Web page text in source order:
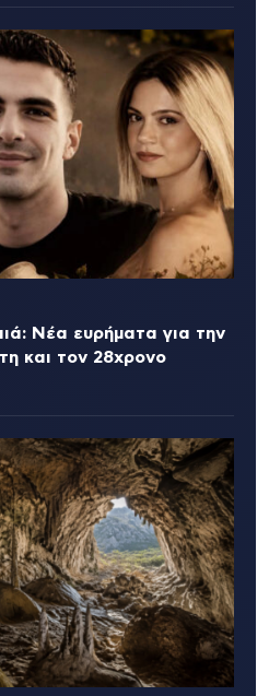
Νέα ευρήματα για την
και τον 28χρονο